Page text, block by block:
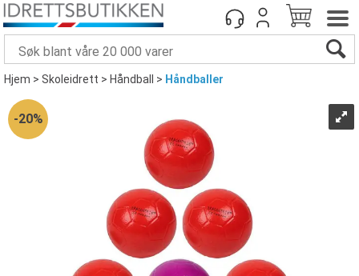
Hjem>Skoleidrett>Håndball > Håndballer
20%